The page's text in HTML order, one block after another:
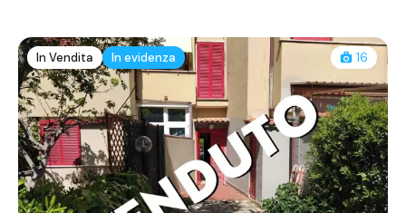
In Vendita In evidenza 16